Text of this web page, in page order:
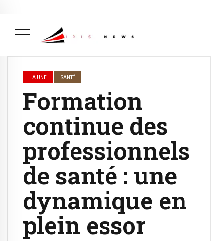
LA UNE SANTÉ
Formation
continue des
professionnels
de santé : une
dynamique en
plein essor